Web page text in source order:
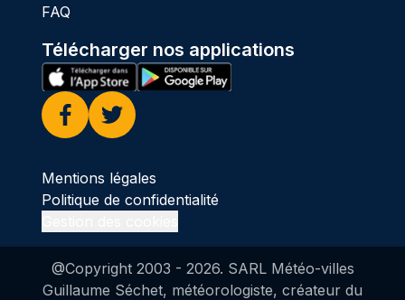
FAQ
Télécharger nos applications
Facebook
Twitter
Mentions légales
Politique de confidentialité
@Copyright 2003 - 2026. SARL Météo-villes
Guillaume Séchet, météorologiste, créateur du